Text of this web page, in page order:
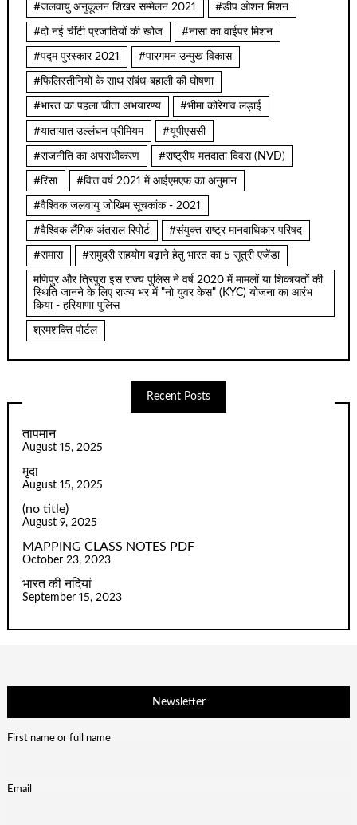
#जलवायु अनुकूलन शिखर सम्मेलन 2021 #डीप ओशन मिशन
#दो नई चींटी प्रजातियों की खोज #नासा का वाईपर मिशन
#पद्म पुरस्कार 2021 #पारगमन उन्मुख विकास
#फिलिस्तीनियों के साथ संबंध-बहाली की घोषणा
#भारत का पहला चीता अभयारण्य #भीमा कोरेगांव लड़ाई
#यातायात उल्लंघन प्रीमियम #यूपीएससी
#राजनीति का अपराधीकरण #राष्ट्रीय मतदाता दिवस (NVD)
#रिसा #वित्त वर्ष 2021 में आईएमएफ का अनुमान
#वैश्विक जलवायु जोखिम सूचकांक - 2021
#वैश्विक लैंगिक अंतराल रिपोर्ट #संयुक्त राष्ट्र मानवाधिकार परिषद
#समास #समुद्री सहयोग बढ़ाने हेतु भारत का 5 सूत्री एजेंडा
मणिपुर और त्रिपुरा इस राज्य पुलिस ने वर्ष 2020 में मामलों या शिकायतों की
स्थिति जानने के लिए राज्य भर में "नो युवर केस" (KYC) योजना का आरंभ
किया - हरियाणा पुलिस
श्रमशक्ति पोर्टल
Recent Posts
तापमान
August 15, 2025
मृदा
August 15, 2025
(no title)
August 9, 2025
MAPPING CLASS NOTES PDF
October 23, 2023
भारत की नदियां
September 15, 2023
Newsletter
First name or full name
Email